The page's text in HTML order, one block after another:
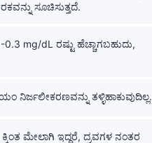
ಸೂಚಿಸುತ್ತದೆ.
mg/dL ರಷ್ಟು ಹೆಚ್ಚಾಗಬಹುದು,
ನಿರ್ಜಲೀಕರಣವನ್ನು ತಳ್ಳಿಹಾಕುವುದಿಲ್ಲ.
ಮೇಲಾಗಿ ಇದ್ದರೆ, ದ್ರವಗಳ ನಂತರ